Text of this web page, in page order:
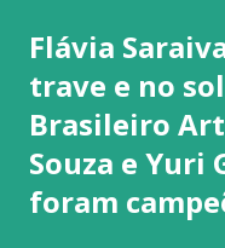
Flávia
trave e no
Brasileiro
Souza e Yuri
foram